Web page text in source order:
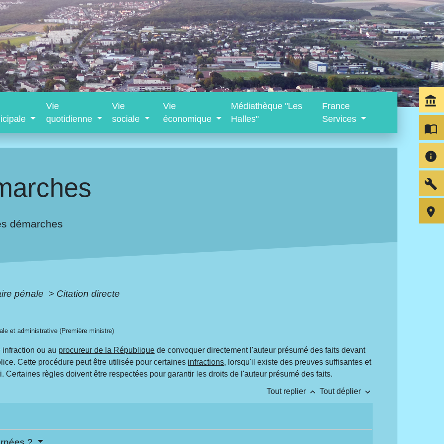
Vie
quotidienne
Vie
sociale
Vie
économique
Médiathèque "Les
Halles"
France
Services
démarches
pénale > Citation directe
et administrative (Première ministre)
infraction ou au procureur de la République de convoquer directement l'auteur présumé des faits devant
Cette procédure peut être utilisée pour certaines infractions, lorsqu'il existe des preuves suffisantes et
Certaines règles doivent être respectées pour garantir les droits de l'auteur présumé des faits.
Tout replier keyboard_arrow_up Tout déplier keyboard_arrow_down
account_balance
import_contacts
info
build
room